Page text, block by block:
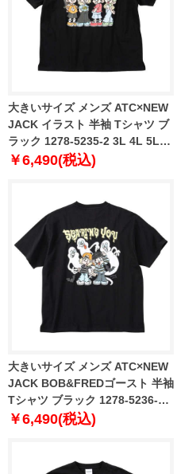
大きいサイズ メンズ ATC×NEW
JACK イラスト 半袖 Tシャツ ブ
ラック 1278-5235-2 3L 4L 5L
6L
￥6,490(税込)
大きいサイズ メンズ ATC×NEW
JACK BOB&FREDゴースト 半袖
Tシャツ ブラック 1278-5236-2
3L 4L 5L 6L
￥6,490(税込)